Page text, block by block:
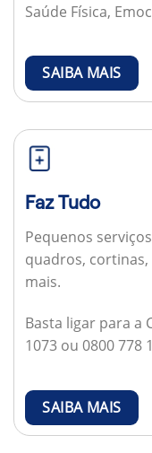
Saúde Física,
SAIBA MAIS
Faz Tudo
Pequenos
quadros,
mais.
Basta ligar para a
1073 ou 0800 778
SAIBA MAIS